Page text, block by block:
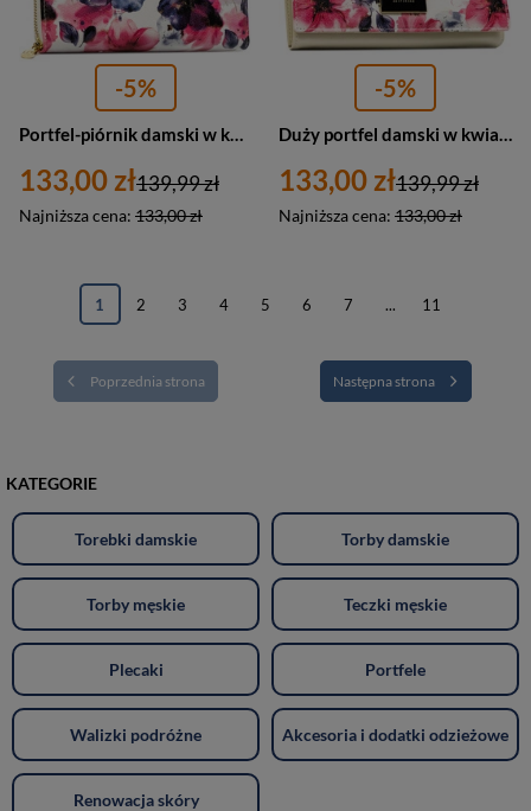
-5%
133,00 zł
Najniższa cena: 133,00 zł
139,99 zł
-5%
133,00 zł
Najniższa cena: 133,00 zł
139,99 zł
Poprzednia strona
1 2 3 4 5 6 7 ... 11
Następna strona
KATEGORIE
Torebki damskie Torby damskie
Torby męskie Teczki męskie
Plecaki Portfele
Walizki podróżne Akcesoria i dodatki odzieżowe
Renowacja skóry